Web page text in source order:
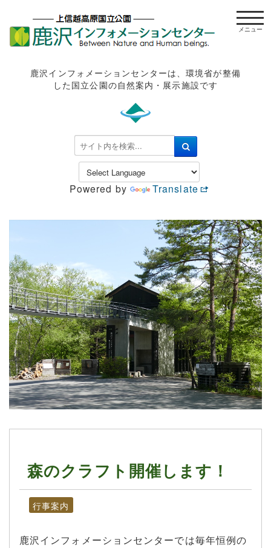
鹿沢インフォメーションセンターは、環境省が整備
した国立公園の自然案内・展示施設です
検
索
.
Powered by Translate
t
o
n
森のクラフト開催します！
行事案内
鹿沢インフォメーションセンターでは毎年恒例の